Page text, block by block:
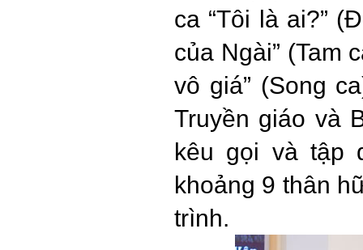
ca “Tôi là ai?”
của Ngài” (Tam
vô giá” (Song
Truyền giáo và
kêu gọi và tập
khoảng 9 thân
trình.